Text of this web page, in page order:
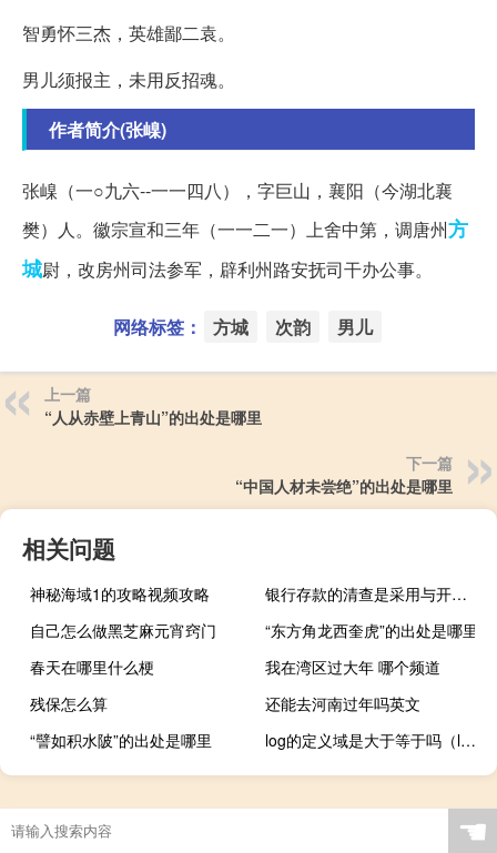
智勇怀三杰，英雄鄙二袁。
男儿须报主，未用反招魂。
作者简介(张嵲)
张嵲（一○九六--一一四八），字巨山，襄阳（今湖北襄
樊）人。徽宗宣和三年（一一二一）上舍中第，调唐州方
城尉，改房州司法参军，辟利州路安抚司干办公事。
网络标签： 方城 次韵 男儿
上一篇
“人从赤壁上青山”的出处是哪里
下一篇
“中国人材未尝绝”的出处是哪里
相关问题
神秘海域1的攻略视频攻略
银行存款的清查是采用与开户银行核对账目的方法进行的（银行存款的清查通过与开户银行转来的对账单进行核对( )）
自己怎么做黑芝麻元宵窍门
“东方角龙西奎虎”的出处是哪里
春天在哪里什么梗
我在湾区过大年 哪个频道
残保怎么算
还能去河南过年吗英文
“譬如积水陂”的出处是哪里
log的定义域是大于等于吗（log的定义域）
☚